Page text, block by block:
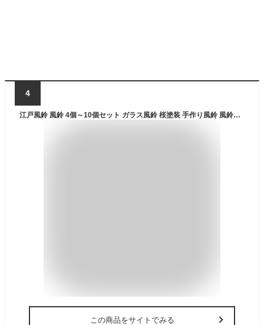
4
江戸風鈴 風鈴 4個～10個セット ガラス風鈴 桜塗装 手作り風鈴 風鈴祭り 風鈴まつり 澄んだ音 厄除け 幸運をもたらす 涼しい感じ 夏の風物詩 おしゃれ 窓屋根飾り 室内外兼用 おみやげ ギフト 贈り物（短冊付き）
この商品をサイトでみる